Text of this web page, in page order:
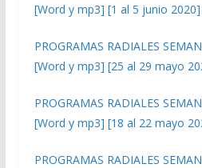
[Word y mp3] [1 al 5 junio 2020]
PROGRAMAS RADIALES
[Word y mp3] [25 al 29 mayo
PROGRAMAS RADIALES
[Word y mp3] [18 al 22 mayo
PROGRAMAS RADIALES